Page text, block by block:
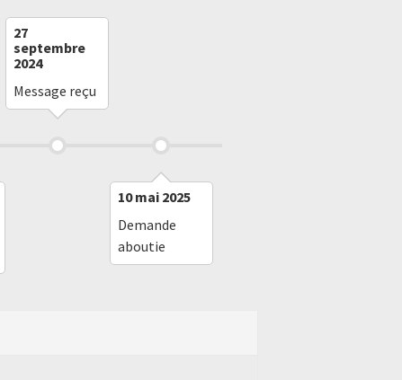
27
septembre
2024
Message reçu
10 mai 2025
Demande
aboutie